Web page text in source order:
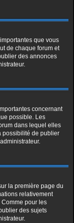
que vous
de chaque forum et
des annonces
concernant
possible. Les
dans lequel elles
possibilité de publier
la première page du
relativement
pour les
des sujets